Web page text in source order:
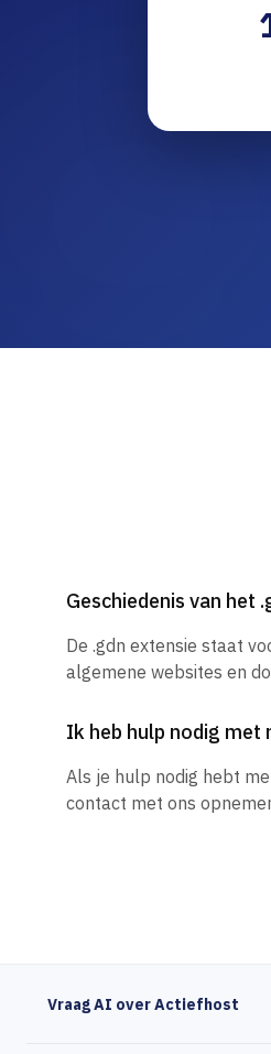
Geschiedenis van het
De .gdn extensie staat
algemene websites en
Ik heb hulp nodig met
Als je hulp nodig hebt
contact met ons
Vraag AI over Actiefhost